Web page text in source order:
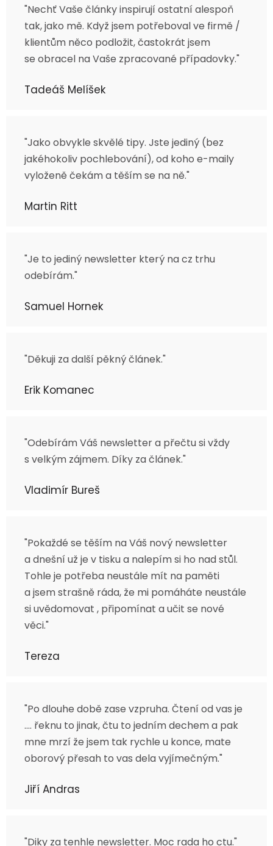
"Nechť Vaše články inspirují ostatní alespoň
tak, jako mě. Když jsem potřeboval ve firmě /
klientům něco podložit, častokrát jsem
se obracel na Vaše zpracované případovky."
Tadeáš Melíšek
"Jako obvykle skvělé tipy. Jste jediný (bez
jakéhokoliv pochlebování), od koho e-maily
vyloženě čekám a těším se na ně."
Martin Ritt
"Je to jediný newsletter který na cz trhu
odebírám."
Samuel Hornek
"Děkuji za další pěkný článek."
Erik Komanec
"Odebírám Váš newsletter a přečtu si vždy
s velkým zájmem. Díky za článek."
Vladimír Bureš
"Pokaždé se těším na Váš nový newsletter
a dnešní už je v tisku a nalepím si ho nad stůl.
Tohle je potřeba neustále mít na paměti
a jsem strašně ráda, že mi pomáháte neustále
si uvědomovat , připomínat a učit se nové
věci."
Tereza
"Po dlouhe době zase vzpruha. Čtení od vas je
…. řeknu to jinak, čtu to jedním dechem a pak
mne mrzí že jsem tak rychle u konce, mate
oborový přesah to vas dela vyjímečným."
Jiří Andras
"Diky za tenhle newsletter. Moc rada ho ctu."